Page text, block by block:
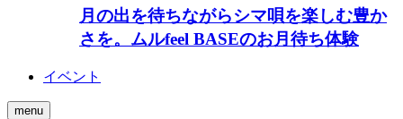
月の出を待ちながらシマ唄を楽しむ豊か
さを。ムルfeel BASEのお月待ち体験
イベント
menu